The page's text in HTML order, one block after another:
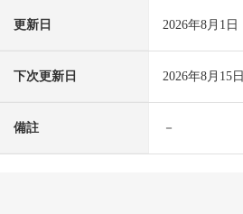
更新日 2026年8月1日
下次更新日 2026年8月15日
備註 －